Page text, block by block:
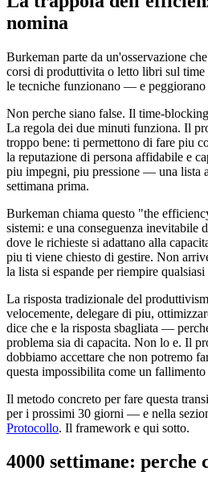
nomina
Burkeman parte da un'osservazione
corsi di produttivita o letto libri sul time
le tecniche funzionano — e peggiorano
Non perche siano false. Il time-
La regola dei due minuti funziona. Il
troppo bene: ti permettono di fare piu
la reputazione di persona affidabile e
piu impegni, piu pressione — una lista
settimana prima.
Burkeman chiama questo "the
sistemi: e una conseguenza inevitabile
dove le richieste si adattano alla
piu ti viene chiesto di gestire. Non
la lista si espande per riempire
La risposta tradizionale del
velocemente, delegare di piu,
dice che e la risposta sbagliata —
problema sia di capacita. Non lo e. Il
dobbiamo accettare che non potremo
questa impossibilita come un
Il metodo concreto per fare questa
per i prossimi 30 giorni — e nella
Protocollo. Il framework e qui sotto.
4000 settimane: perche